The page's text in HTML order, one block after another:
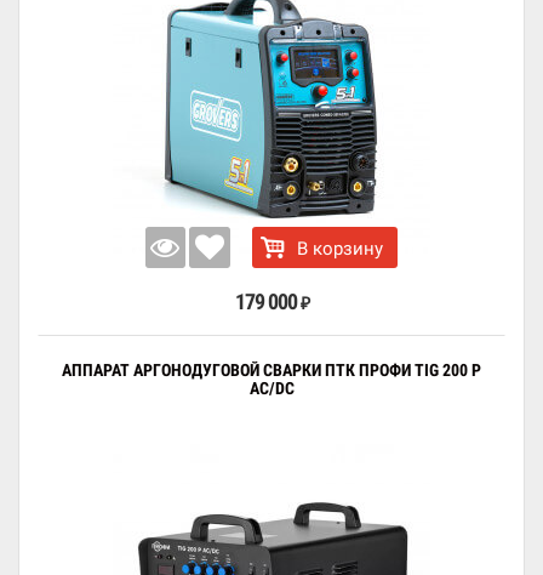
В корзину
179 000 ₽
АППАРАТ АРГОНОДУГОВОЙ СВАРКИ ПТК ПРОФИ TIG 200 P
AC/DC